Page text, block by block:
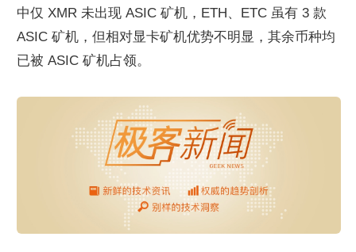
中仅 XMR 未出现 ASIC 矿机，ETH、ETC 虽有 3 款
ASIC 矿机，但相对显卡矿机优势不明显，其余币种均
已被 ASIC 矿机占领。